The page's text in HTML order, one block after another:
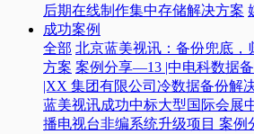
后期在线制作集中存储解决方案
成功案例
全部 北京蓝美视讯：备份兜底，
方案 案例分享—13 |中电科数据
|XX 集团有限公司冷数据备份解
蓝美视讯成功中标大型国际会展
播电视台非编系统升级项目​ 案例